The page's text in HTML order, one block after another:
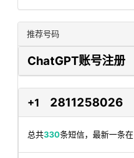
推荐号码
ChatGPT账号注册
+1 2811258026
总共330条短信，最新一条在